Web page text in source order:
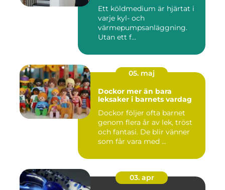
Ett köldmedium är hjärtat i
varje kyl- och
värmepumpsanläggning.
Utan ett f...
05. maj
Dockor mer än bara
leksaker i barnets vardag
Dockor följer ofta barnet
genom flera år av lek, tröst
och fantasi. De blir vänner
som får vara med ...
03. apr